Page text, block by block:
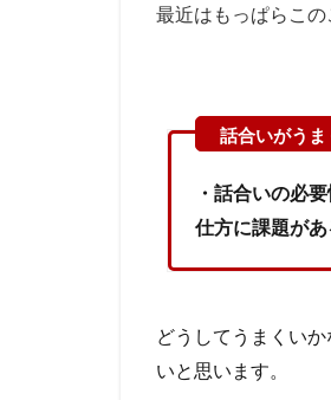
最近はもっぱらこの
・話合いの必
仕方に課題があ
どうしてうまくい
いと思います。